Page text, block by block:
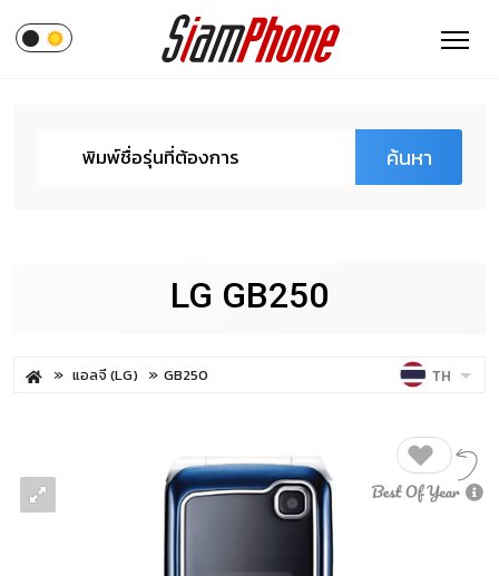
ค้นหา
LG GB250
แอลจี (LG) GB250 TH